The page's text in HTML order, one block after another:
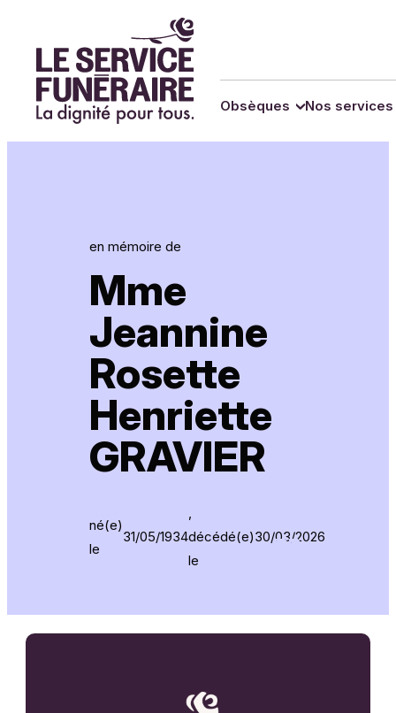
Obsèques Nos services
en mémoire de
Mme
Jeannine
Rosette
Henriette
GRAVIER
né(e)
le
31/05/1934
,
décédé(e)
le
30/03/2026